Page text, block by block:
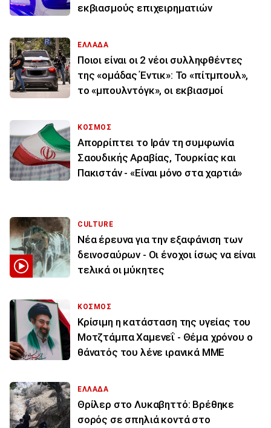
εκβιασμούς επιχειρηματιών
ΕΛΛΑΔΑ
Ποιοι είναι οι 2 νέοι συλληφθέντες
της «ομάδας Έντικ»: Το «πίτμπουλ»,
το «μπουλντόγκ», οι εκβιασμοί
ΚΟΣΜΟΣ
Απορρίπτει το Ιράν τη συμφωνία
Σαουδικής Αραβίας, Τουρκίας και
Πακιστάν - «Είναι μόνο στα χαρτιά»
CULTURE
Νέα έρευνα για την εξαφάνιση των
δεινοσαύρων - Οι ένοχοι ίσως να είναι
τελικά οι μύκητες
ΚΟΣΜΟΣ
Κρίσιμη η κατάσταση της υγείας του
Μοτζτάμπα Χαμενεΐ - Θέμα χρόνου ο
θάνατός του λένε ιρανικά ΜΜΕ
ΕΛΛΑΔΑ
Θρίλερ στο Λυκαβηττό: Βρέθηκε
σορός σε σπηλιά κοντά στο